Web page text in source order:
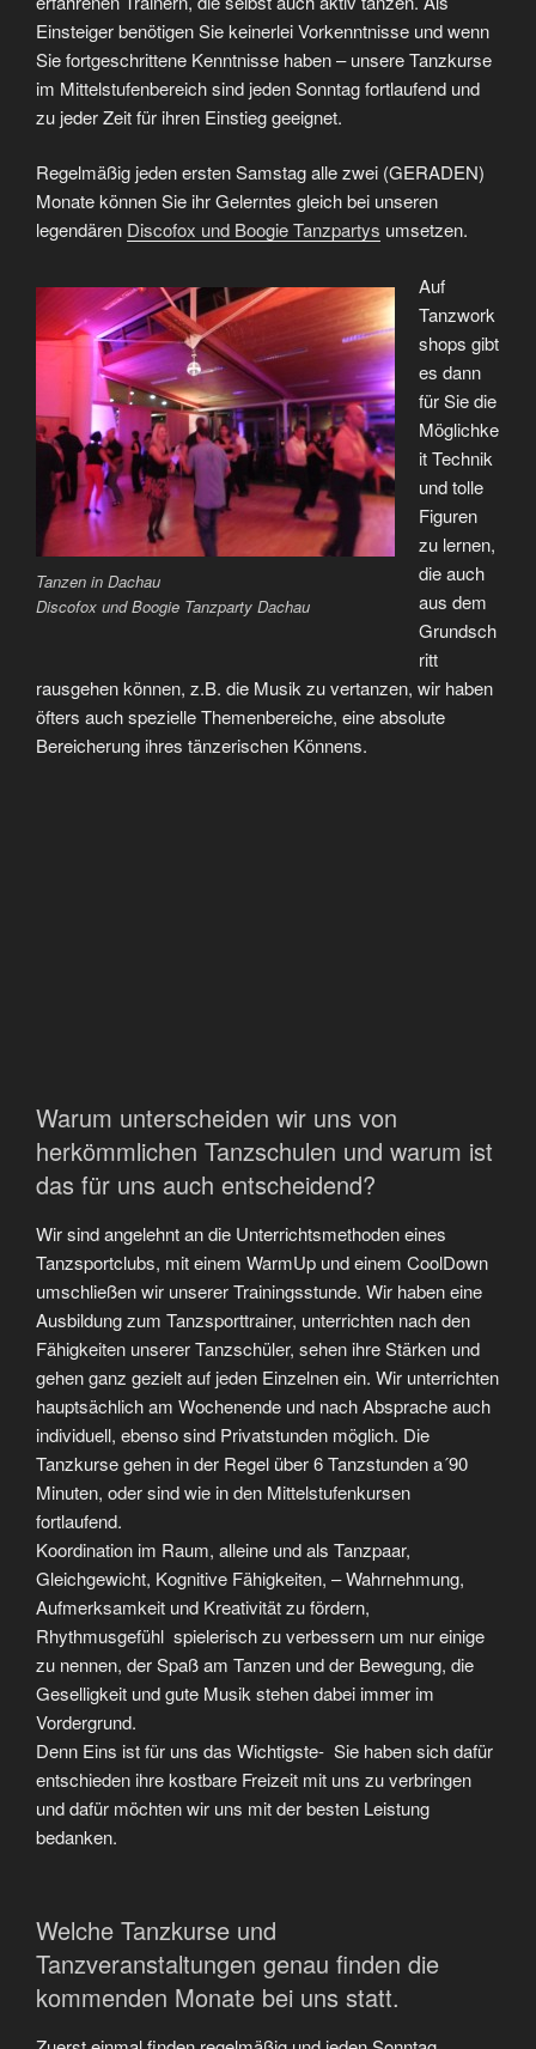
Einsteiger benötigen Sie keinerlei Vorkenntnisse und wenn
Sie fortgeschrittene Kenntnisse haben – unsere Tanzkurse
im Mittelstufenbereich sind jeden Sonntag fortlaufend und
zu jeder Zeit für ihren Einstieg geeignet.
Regelmäßig jeden ersten Samstag alle zwei (GERADEN)
Monate können Sie ihr Gelerntes gleich bei unseren
legendären Discofox und Boogie Tanzpartys umsetzen.
Tanzen in Dachau
Discofox und Boogie Tanzparty Dachau
Auf
Tanzwork
shops gibt
es dann
für Sie die
Möglichke
it Technik
und tolle
Figuren
zu lernen,
die auch
aus dem
Grundsch
ritt
rausgehen können, z.B. die Musik zu vertanzen, wir haben
öfters auch spezielle Themenbereiche, eine absolute
Bereicherung ihres tänzerischen Könnens.
Warum unterscheiden wir uns von
herkömmlichen Tanzschulen und warum ist
das für uns auch entscheidend?
Wir sind angelehnt an die Unterrichtsmethoden eines
Tanzsportclubs, mit einem WarmUp und einem CoolDown
umschließen wir unserer Trainingsstunde. Wir haben eine
Ausbildung zum Tanzsporttrainer, unterrichten nach den
Fähigkeiten unserer Tanzschüler, sehen ihre Stärken und
gehen ganz gezielt auf jeden Einzelnen ein. Wir unterrichten
hauptsächlich am Wochenende und nach Absprache auch
individuell, ebenso sind Privatstunden möglich. Die
Tanzkurse gehen in der Regel über 6 Tanzstunden a´90
Minuten, oder sind wie in den Mittelstufenkursen
fortlaufend.
Koordination im Raum, alleine und als Tanzpaar,
Gleichgewicht, Kognitive Fähigkeiten, – Wahrnehmung,
Aufmerksamkeit und Kreativität zu fördern,
Rhythmusgefühl spielerisch zu verbessern um nur einige
zu nennen, der Spaß am Tanzen und der Bewegung, die
Geselligkeit und gute Musik stehen dabei immer im
Vordergrund.
Denn Eins ist für uns das Wichtigste- Sie haben sich dafür
entschieden ihre kostbare Freizeit mit uns zu verbringen
und dafür möchten wir uns mit der besten Leistung
bedanken.
Welche Tanzkurse und
Tanzveranstaltungen genau finden die
kommenden Monate bei uns statt.